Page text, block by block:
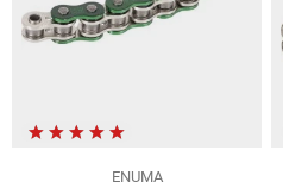
ENUMA